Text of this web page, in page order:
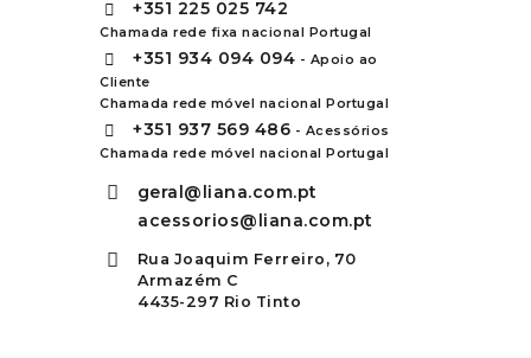
+351 225 025 742
Chamada rede fixa nacional Portugal
+351 934 094 094 - Apoio ao
Cliente
Chamada rede móvel nacional Portugal
+351 937 569 486 - Acessórios
Chamada rede móvel nacional Portugal
geral@liana.com.pt
acessorios@liana.com.pt
Rua Joaquim Ferreiro, 70
Armazém C
4435-297 Rio Tinto